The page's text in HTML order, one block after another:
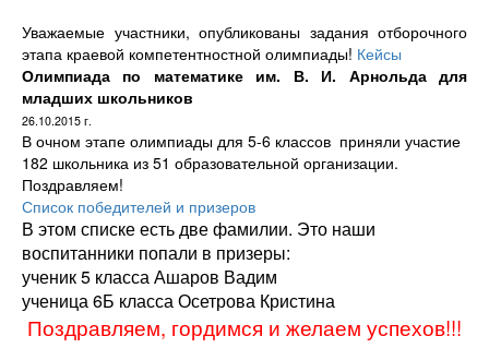
Уважаемые участники, опубликованы задания отборочного
этапа краевой компетентностной олимпиады! Кейсы
Олимпиада по математике им. В. И. Арнольда для
младших школьников
26.10.2015 г.
В очном этапе олимпиады для 5-6 классов приняли участие
182 школьника из 51 образовательной организации.
Поздравляем!
Список победителей и призеров
В этом списке есть две фамилии. Это наши
воспитанники попали в призеры:
ученик 5 класса Ашаров Вадим
ученица 6Б класса Осетрова Кристина
Поздравляем, гордимся и желаем успехов!!!